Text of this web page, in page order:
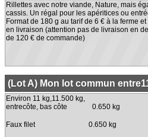
Rillettes avec notre viande, Nature, mais
cassis. Un régal pour les apéritices ou
Format de 180 g au tarif de 6 € à la ferme
en livraison (attention pas de livraison en
de 120 € de commande)
(Lot A) Mon lot commun
Environ 11 kg,11.500 kg,
entrecôte, bas côte 0.650 kg
Faux filet 0.650 kg